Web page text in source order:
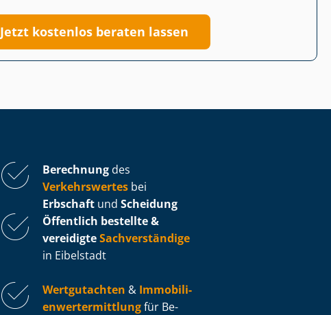
Jetzt kostenlos beraten lassen
Berechnung des
Verkehrswertes bei
Erbschaft und Scheidung
Öffentlich bestellte &
vereidigteSachverständige
in Eibelstadt
Wertgutachten & Im­mo­bi­li­
en­wert­ermitt­lungfür Be­